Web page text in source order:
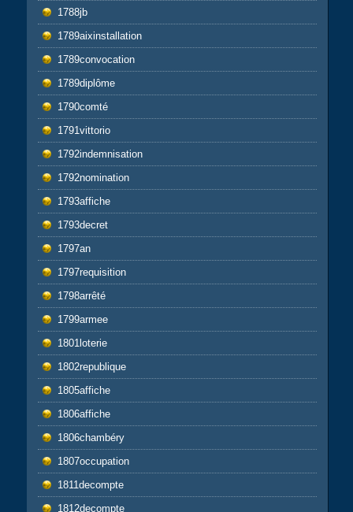
1788jb
1789aixinstallation
1789convocation
1789diplôme
1790comté
1791vittorio
1792indemnisation
1792nomination
1793affiche
1793decret
1797an
1797requisition
1798arrêté
1799armee
1801loterie
1802republique
1805affiche
1806affiche
1806chambéry
1807occupation
1811decompte
1812decompte